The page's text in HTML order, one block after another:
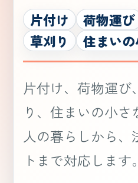
片付け 荷物運び
草刈り
住まい
片付け、荷物運び
り、住まいの小
人の暮らしから、
トまで対応します。